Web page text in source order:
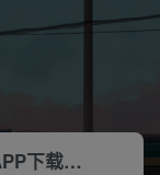
APP下载Down